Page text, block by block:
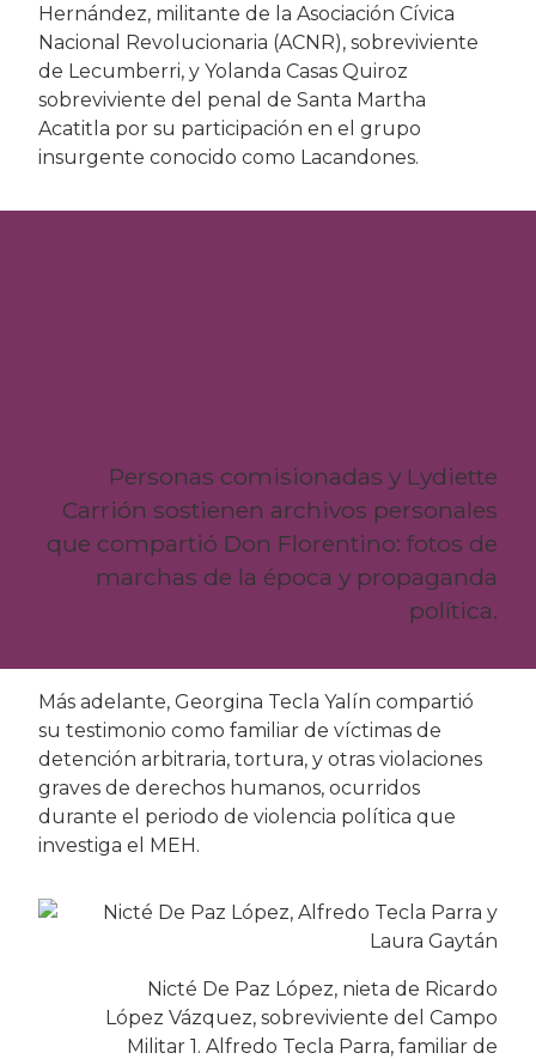
Hernández, militante de la Asociación Cívica
Nacional Revolucionaria (ACNR), sobreviviente
de Lecumberri, y Yolanda Casas Quiroz
sobreviviente del penal de Santa Martha
Acatitla por su participación en el grupo
insurgente conocido como Lacandones.
Personas comisionadas y Lydiette
Carrión sostienen archivos personales
que compartió Don Florentino: fotos de
marchas de la época y propaganda
política.
Más adelante, Georgina Tecla Yalín compartió
su testimonio como familiar de víctimas de
detención arbitraria, tortura, y otras violaciones
graves de derechos humanos, ocurridos
durante el periodo de violencia política que
investiga el MEH.
Nicté De Paz López, nieta de Ricardo
López Vázquez, sobreviviente del Campo
Militar 1. Alfredo Tecla Parra, familiar de